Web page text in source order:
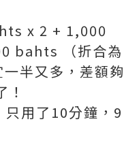
x 2 + 1,000
bahts （折合為
半又多，差額夠
用了10分鐘，9